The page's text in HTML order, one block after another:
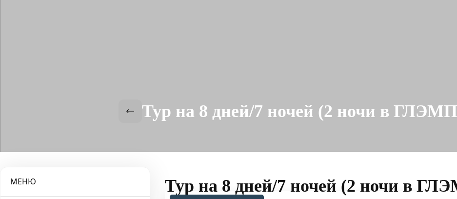
Тур на 8 дней/7 ночей (2 ночи в
МЕНЮ Тур на 8 дней/7 ночей (2 ночи в